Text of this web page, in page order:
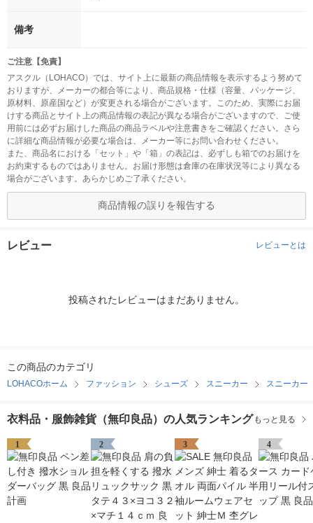
備考
ご注意【免責】
アスクル（LOHACO）では、サイト上に最新の商品情報を表示するよう努めて
おりますが、メーカーの都合等により、商品規格・仕様（容量、パッケージ、
原材料、原産国など）が変更される場合がございます。このため、実際にお届
けする商品とサイト上の商品情報の表記が異なる場合がございますので、ご使
用前には必ずお届けした商品の商品ラベルや注意書きをご確認ください。さら
に詳細な商品情報が必要な場合は、メーカー等にお問い合わせください。
また、商品名における「セット」や「箱」の表記は、必ずしも箱でのお届けを
お約束するものではありません。お届け形態は倉庫の在庫状況等により異なる
場合がございます。あらかじめご了承ください。
商品情報の誤りを報告する
レビュー レビューとは
投稿されたレビューはまだありません。
この商品のカテゴリ
LOHACOホーム ファッション シューズ スニーカー スニーカー
衣料品・服飾雑貨（無印良品）の人気ランキング もっと見る
1 2 3 4